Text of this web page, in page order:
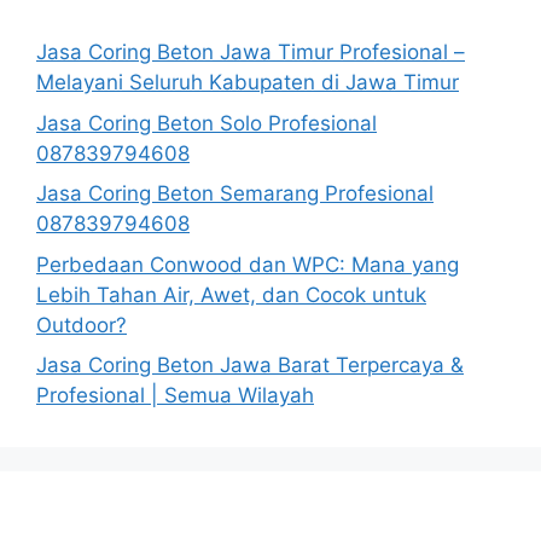
Jasa Coring Beton Jawa Timur Profesional –
Melayani Seluruh Kabupaten di Jawa Timur
Jasa Coring Beton Solo Profesional
087839794608
Jasa Coring Beton Semarang Profesional
087839794608
Perbedaan Conwood dan WPC: Mana yang
Lebih Tahan Air, Awet, dan Cocok untuk
Outdoor?
Jasa Coring Beton Jawa Barat Terpercaya &
Profesional | Semua Wilayah